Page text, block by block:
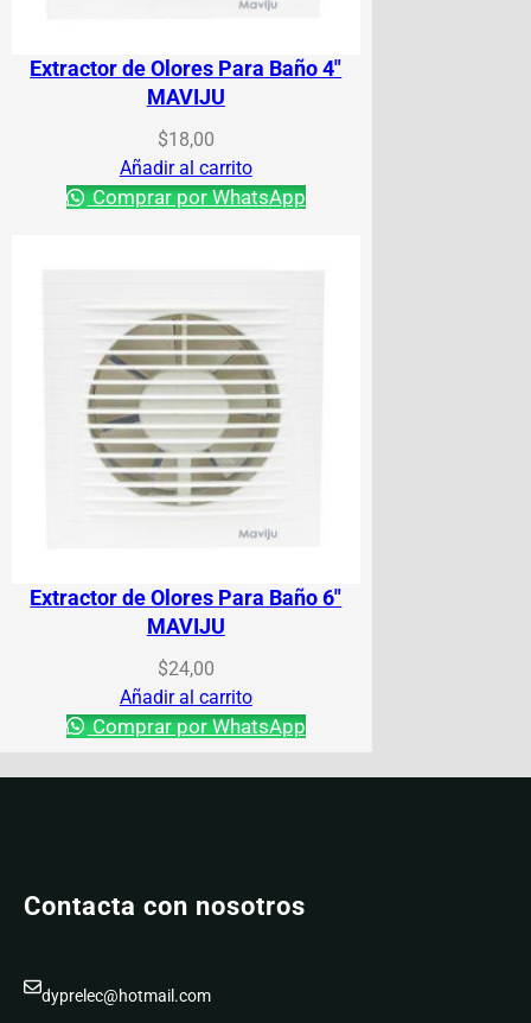
Extractor de Olores Para Baño 4″
MAVIJU
$18,00
Añadir al carrito
Comprar por WhatsApp
Extractor de Olores Para Baño 6″
MAVIJU
$24,00
Añadir al carrito
Comprar por WhatsApp
Contacta con nosotros
dyprelec@hotmail.com